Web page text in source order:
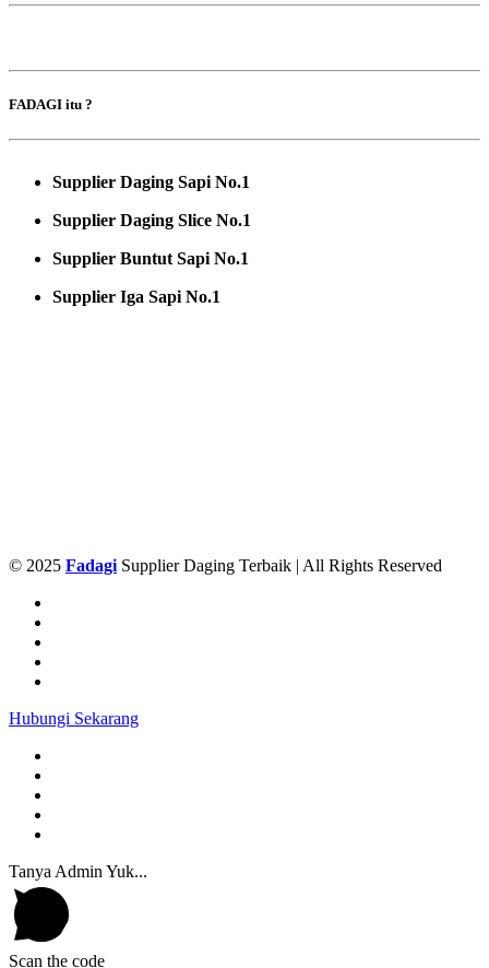
FADAGI itu ?
Supplier Daging Sapi No.1
Supplier Daging Slice No.1
Supplier Buntut Sapi No.1
Supplier Iga Sapi No.1
© 2025 Fadagi Supplier Daging Terbaik | All Rights Reserved
Hubungi Sekarang
Tanya Admin Yuk...
Scan the code